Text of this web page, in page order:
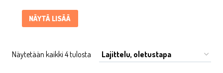
NÄYTÄ LISÄÄ
Näytetään kaikki 4 tulosta